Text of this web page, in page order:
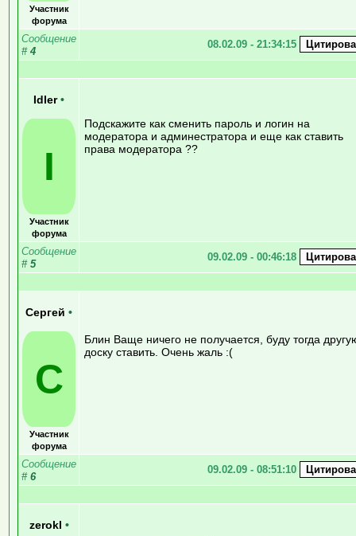
Участник
форума
Сообщение
# 4
08.02.09 - 21:34:15
Idler •
I
Участник
форума
Подскажите как сменить пароль и логин на
модератора и админестратора и еще как ставить
права модератора ??
Сообщение
# 5
09.02.09 - 00:46:18
Сергей •
С
Участник
форума
Блин Ваще ничего не получается, буду тогда
доску ставить. Очень жаль :(
Сообщение
# 6
09.02.09 - 08:51:10
zerokl •